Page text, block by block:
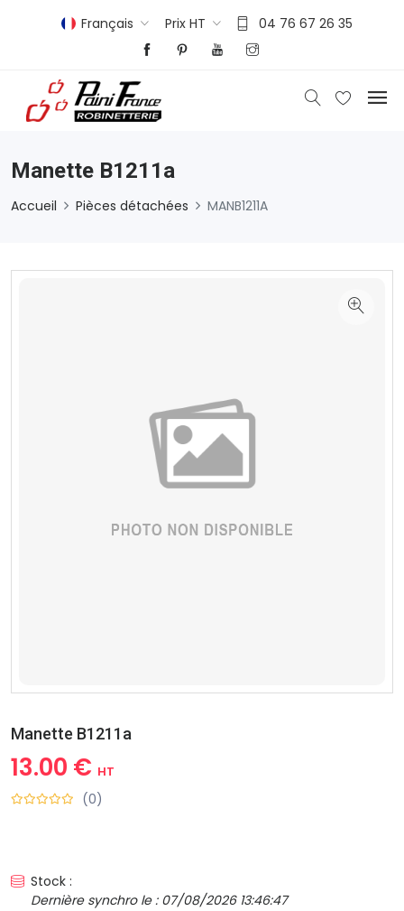
Français Prix HT 04 76 67 26 35
Manette B1211a
Accueil Pièces détachées MANB1211A
Manette B1211a
13.00 € HT
(0)
Stock :
Dernière synchro le : 07/08/2026 13:46:47